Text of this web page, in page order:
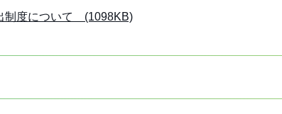
制度について (1098KB)